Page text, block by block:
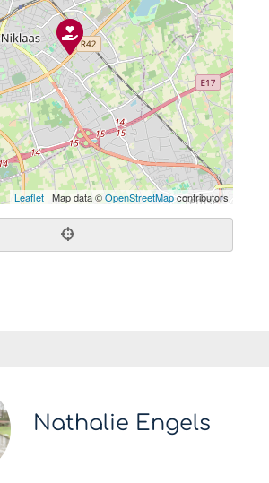
Leaflet | Map data ©OpenStreetMapcontributors
Nathalie Engels